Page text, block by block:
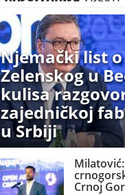
Njemački list
Zelenskog u
kulisa
zajedničkoj
u Srbiji
Crnoj